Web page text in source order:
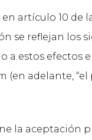
artículo 10 de
se reflejan los
a estos efectos
(en adelante, “el
la aceptación